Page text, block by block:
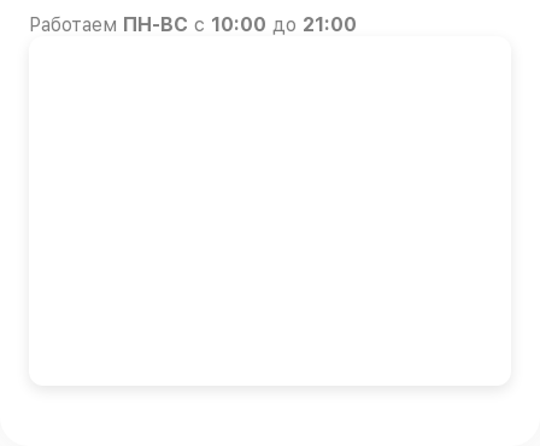
Работаем ПН-ВС с 10:00 до 21:00